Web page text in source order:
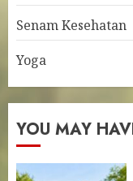
Senam Kesehatan
Yoga
YOU MAY